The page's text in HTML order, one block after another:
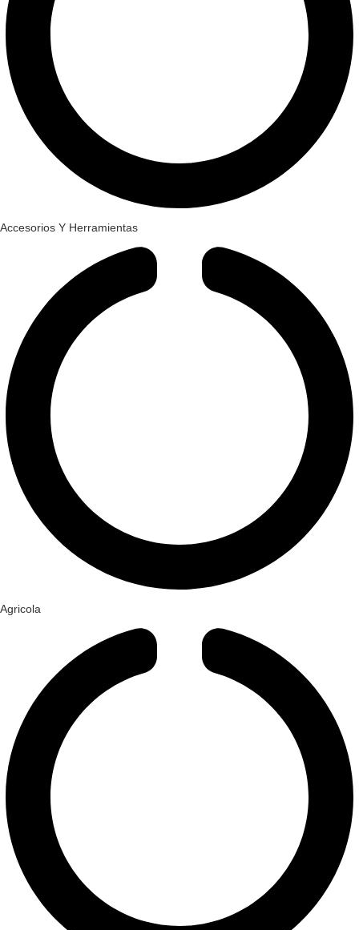
Accesorios Y Herramientas
Agricola